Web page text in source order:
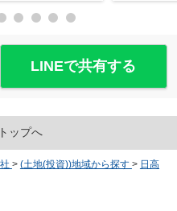
LINEで共有する
ップへ
> (土地(投資))地域から探す > 日高